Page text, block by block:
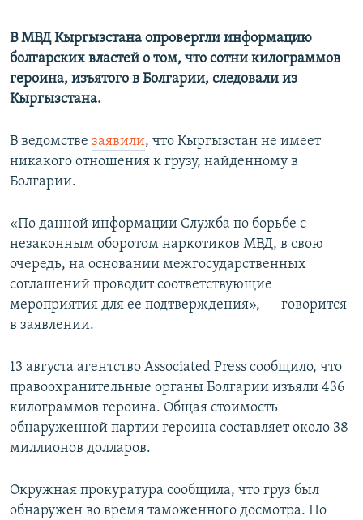
В МВД Кыргызстана опровергли информацию
болгарских властей о том, что сотни килограммов
героина, изъятого в Болгарии, следовали из
Кыргызстана.
В ведомстве заявили, что Кыргызстан не имеет
никакого отношения к грузу, найденному в
Болгарии.
«По данной информации Служба по борьбе с
незаконным оборотом наркотиков МВД, в свою
очередь, на основании межгосударственных
соглашений проводит соответствующие
мероприятия для ее подтверждения», — говорится
в заявлении.
13 августа агентство Associated Press сообщило, что
правоохранительные органы Болгарии изъяли 436
килограммов героина. Общая стоимость
обнаруженной партии героина составляет около 38
миллионов долларов.
Окружная прокуратура сообщила, что груз был
обнаружен во время таможенного досмотра. По